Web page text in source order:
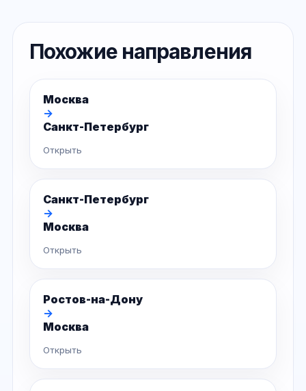
Похожие направления
Москва
→
Санкт-Петербург
Открыть
Санкт-Петербург
→
Москва
Открыть
Ростов-на-Дону
→
Москва
Открыть